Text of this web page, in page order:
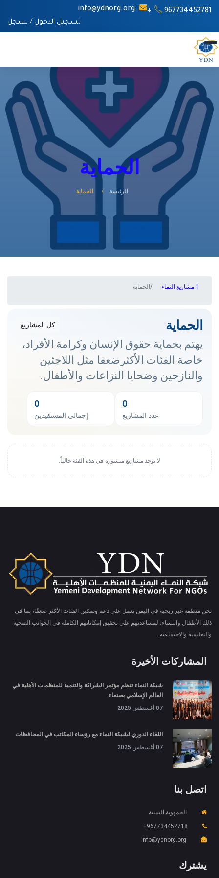
967734452781+
info@ydnorg.org
تسجيل الدخول / يسجل
الحماية
الرئيسة الحماية
مشاريع النماء الحماية
الحماية كل المشاريع
يهتم بحماية حقوق الإنسان وكرامة الأفراد،
خاصة الفئات الأكثرضعفا مثل اللاجئين
والنازحين وضحايا النزاعات والأطفال.
0
عدد المشاريع
0
إجمالي المستفيدين
لا توجد مشاريع منشورة في هذه الفئة حالياً.
نحن منظمة غير ربحية في اليمن تعمل على دعم وتمكين الفئات الأكثر ضعفًا، بما في
ذلك الأطفال والنساء، لمساعدتهم على تحقيق إمكاناتهم الكاملة في الجوانب الصحية
والتعليمية والاجتماعية.
المشاركات الأخيرة
شبكة النماء تنظم مؤتمر الشراكة والتنمية للمنظمات الأهلية في
العالم الإسلامي بصنعاء
07 أغسطس 2025
اللقاء الدوري لشبكة النماء مع رؤساء المكاتب في المحافظات
07 أغسطس 2025
اتصل بنا
الجمهوية اليمنية
967734452718+
info@ydnorg.org
يشترك
ملفات تعريف الارتباط والخصوصية
unsatiable assistance compliment occasional too